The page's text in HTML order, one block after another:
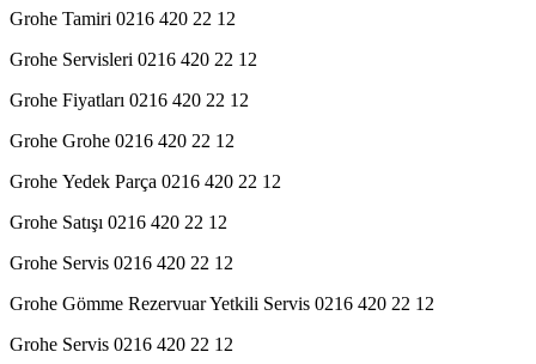
Grohe Tamiri 0216 420 22 12
Grohe Servisleri 0216 420 22 12
Grohe Fiyatları 0216 420 22 12
Grohe Grohe 0216 420 22 12
Grohe Yedek Parça 0216 420 22 12
Grohe Satışı 0216 420 22 12
Grohe Servis 0216 420 22 12
Grohe Gömme Rezervuar Yetkili Servis 0216 420 22 12
Grohe Servis 0216 420 22 12